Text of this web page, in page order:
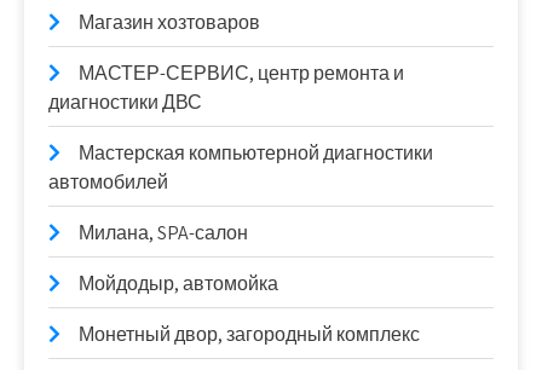
Магазин хозтоваров
МАСТЕР-СЕРВИС, центр ремонта и
диагностики ДВС
Мастерская компьютерной диагностики
автомобилей
Милана, SPA-салон
Мойдодыр, автомойка
Монетный двор, загородный комплекс